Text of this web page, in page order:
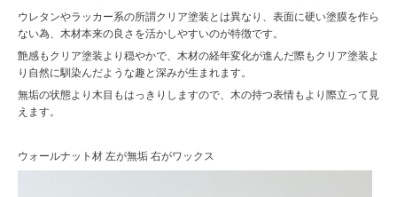
ウレタンやラッカー系の所謂クリア塗装とは異なり、表面に硬い塗膜を作ら
ない為、木材本来の良さを活かしやすいのが特徴です。
艶感もクリア塗装より穏やかで、木材の経年変化が進んだ際もクリア塗装よ
り自然に馴染んだような趣と深みが生まれます。
無垢の状態より木目もはっきりしますので、木の持つ表情もより際立って見
えます。
ウォールナット材 左が無垢 右がワックス